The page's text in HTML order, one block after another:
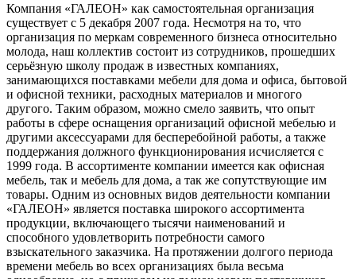
Компания «ГАЛЕОН» как самостоятельная организация
существует с 5 декабря 2007 года. Несмотря на то, что
организация по меркам современного бизнеса относительно
молода, наш коллектив состоит из сотрудников, прошедших
серьёзную школу продаж в известных компаниях,
занимающихся поставками мебели для дома и офиса, бытовой
и офисной техники, расходных материалов и многого
другого. Таким образом, можно смело заявить, что опыт
работы в сфере оснащения организаций офисной мебелью и
другими аксессуарами для бесперебойной работы, а также
поддержания должного функционирования исчисляется с
1999 года. В ассортименте компании имеется как офисная
мебель, так и мебель для дома, а так же сопутствующие им
товары. Одним из основных видов деятельности компании
«ГАЛЕОН» является поставка широкого ассортимента
продукции, включающего тысячи наименований и
способного удовлетворить потребности самого
взыскательного заказчика. На протяжении долгого периода
времени мебель во всех организациях была весьма